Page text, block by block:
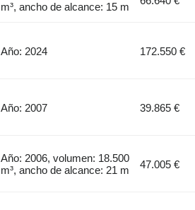
m³, ancho de alcance: 15 m
Año: 2024 172.550 €
Año: 2007 39.865 €
Año: 2006, volumen: 18.500
m³, ancho de alcance: 21 m
47.005 €